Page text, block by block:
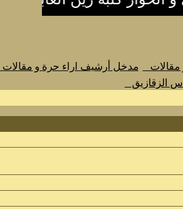
مقالات
مدخل أرشيف اراء حرة و مقالات
الزقازيق